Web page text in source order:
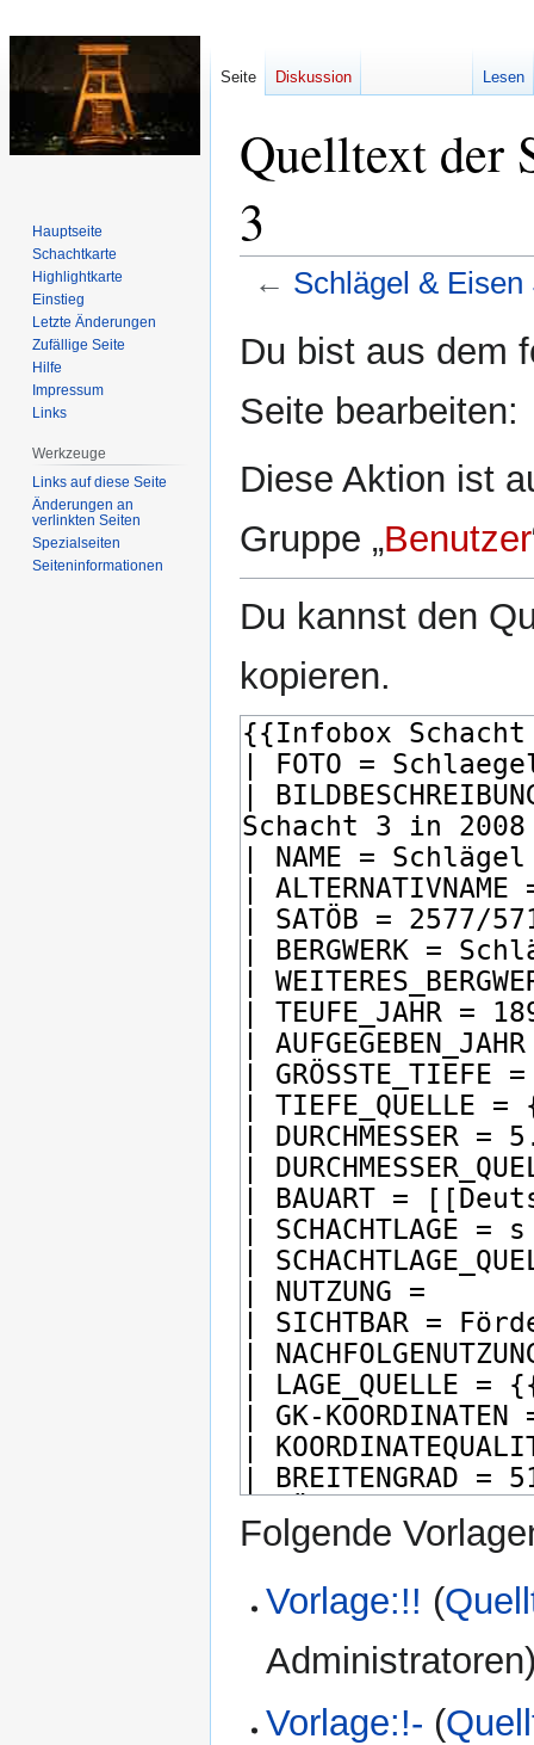
Quelltext der
3
← Schlägel & Eisen
Navigation
Suche
Du bist aus dem
Seite bearbeiten:
Diese Aktion ist
Gruppe „Benutzer
Du kannst den
kopieren.
Folgende
Vorlage:!! (
Vorlage:!- (
Seite Diskussion Lesen
Hauptseite
Schachtkarte
Highlightkarte
Einstieg
Letzte Änderungen
Zufällige Seite
Hilfe
Impressum
Links
Werkzeuge
Links auf diese Seite
Änderungen an
verlinkten Seiten
Spezialseiten
Seiten­­informationen